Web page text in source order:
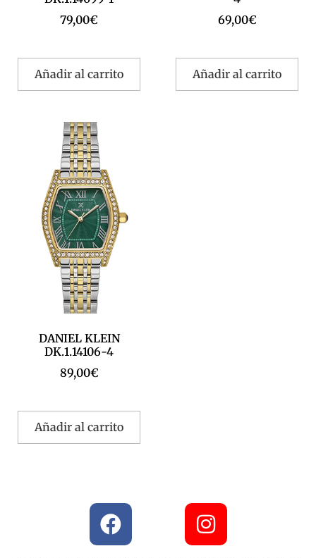
79,00€
Añadir al carrito
69,00€
Añadir al carrito
DANIEL KLEIN
DK.1.14106-4
89,00€
Añadir al carrito